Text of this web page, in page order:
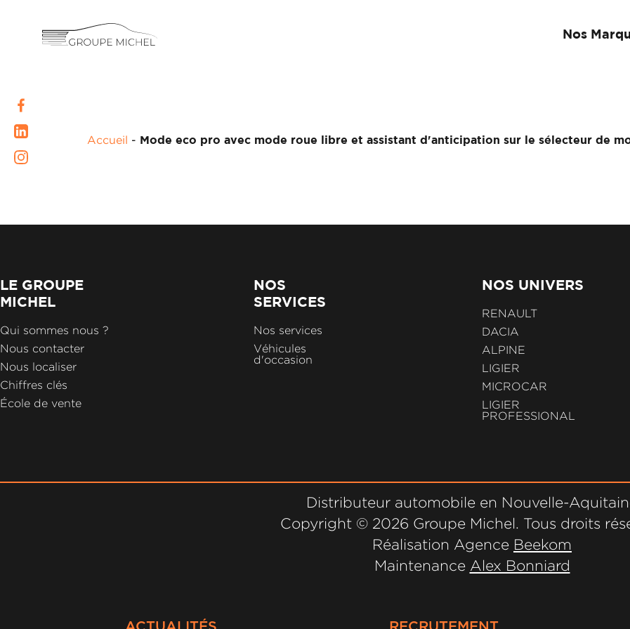
Nos
RENAULT
SERVICES
ACADÉMIE
DU
MICHEL
ACTUALITÉS
Accueil - Mode eco pro avec mode roue libre et assistant d'anticipation sur le sélecteur de
LE GROUPE
MICHEL
Qui sommes nous ?
Nous contacter
Nous localiser
Chiffres clés
École de vente
NOS
SERVICES
Nos services
Véhicules
d'occasion
NOS UNIVERS
RENAULT
DACIA
ALPINE
LIGIER
MICROCAR
LIGIER
PROFESSIONAL
Distributeur automobile en Nouvelle-
Copyright © 2026 Groupe Michel. Tous droits
Réalisation Agence Beekom
Maintenance Alex Bonniard